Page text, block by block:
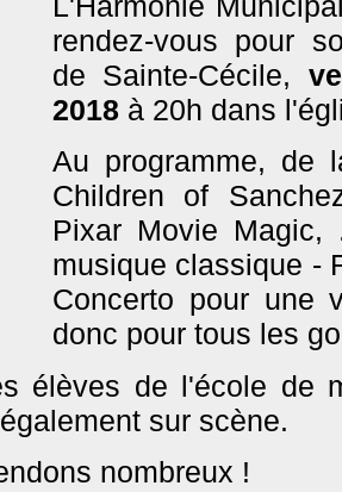
rendez-vous pour
de Sainte-Cécile,
2018 à 20h dans
Au programme, de
Children of
Pixar Movie
musique classique -
Concerto pour
donc pour tous les
élèves de l'école de
sur scène.
nombreux !